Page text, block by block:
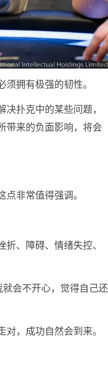
拥有极强的韧性。
扑克中的某些问题，
带来的负面影响，将会
非常值得强调。
、障碍、情绪失控、
会不开心，觉得自己还
，成功自然会到来。